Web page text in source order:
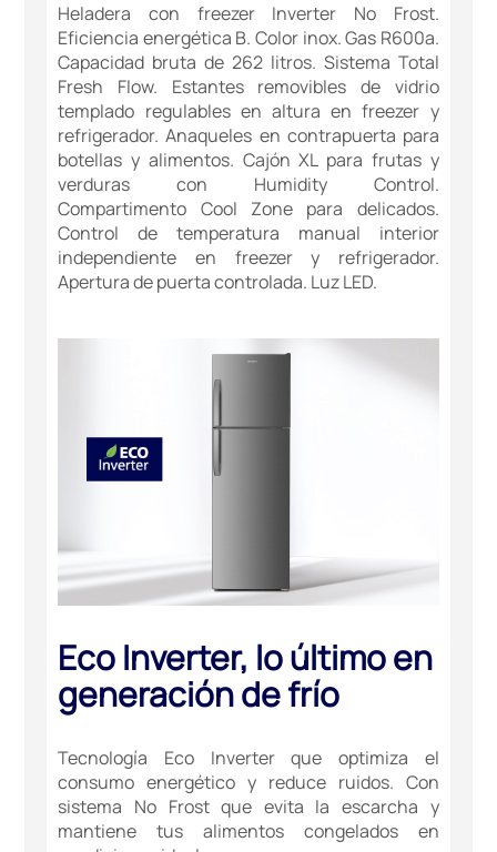
Heladera con freezer Inverter No Frost.
Eficiencia energética B. Color inox. Gas R600a.
Capacidad bruta de 262 litros. Sistema Total
Fresh Flow. Estantes removibles de vidrio
templado regulables en altura en freezer y
refrigerador. Anaqueles en contrapuerta para
botellas y alimentos. Cajón XL para frutas y
verduras con Humidity Control.
Compartimento Cool Zone para delicados.
Control de temperatura manual interior
independiente en freezer y refrigerador.
Apertura de puerta controlada. Luz LED.
Eco Inverter, lo último en
generación de frío
Tecnología Eco Inverter que optimiza el
consumo energético y reduce ruidos. Con
sistema No Frost que evita la escarcha y
mantiene tus alimentos congelados en